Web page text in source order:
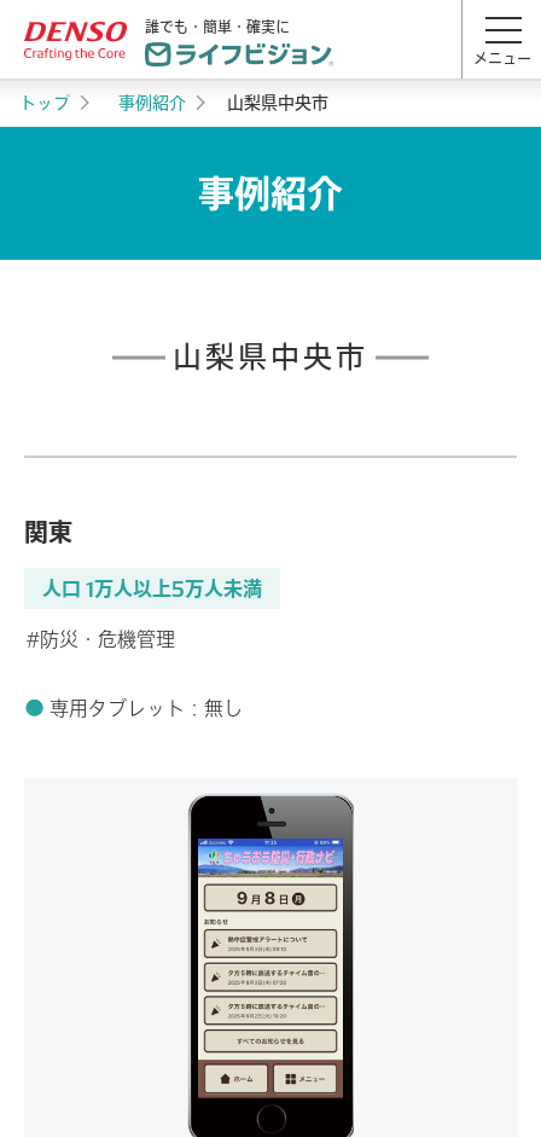
誰でも・簡単・確実に
メニュー
トップ 事例紹介 山梨県中央市
事例紹介
山梨県中央市
関東
人口 1万人以上5万人未満
#防災・危機管理
専用タブレット：無し